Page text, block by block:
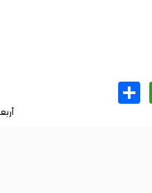
WhatsApp
أربعاء, 08/01/